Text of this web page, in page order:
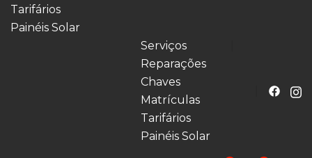
Tarifários
Painéis Solar
Serviços
Reparações
Chaves
Matrículas
Tarifários
Painéis Solar